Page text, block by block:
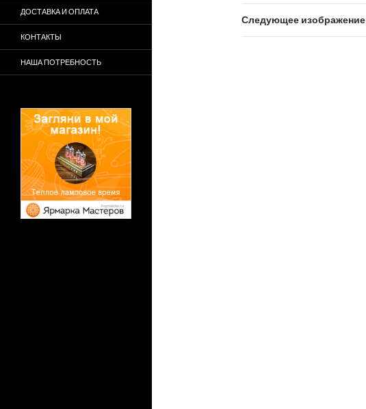
Следующее изображение
ДОСТАВКА И ОПЛАТА
КОНТАКТЫ
НАША ПОТРЕБНОСТЬ